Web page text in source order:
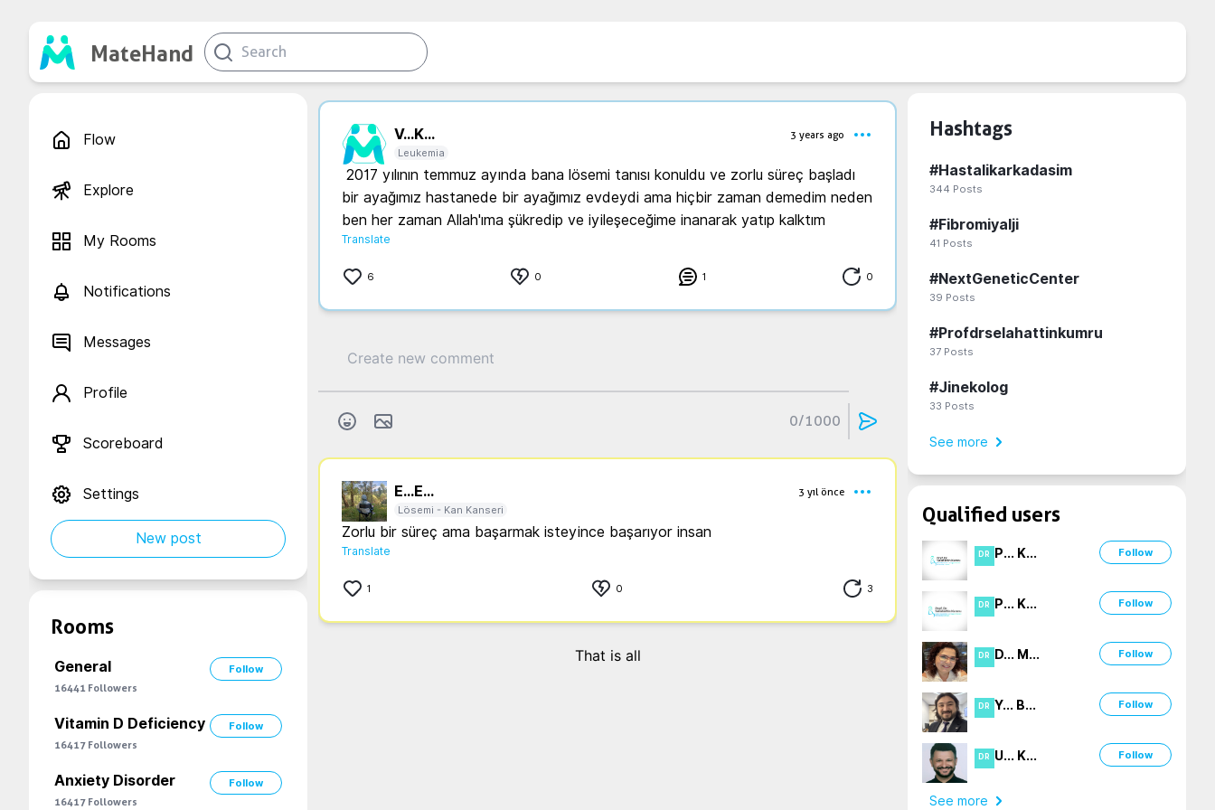
MateHand
Flow
Explore
My Rooms
Notifications
Messages
Profile
Scoreboard
Settings
New post
Rooms
General
Follow
16441 Followers
Vitamin D Deficiency
Follow
16417 Followers
Anxiety Disorder
Follow
16417 Followers
V...K...
3 years ago
Leukemia
bir ayağımız hastanede bir ayağımız evdeydi ama hiçbir zaman demedim neden
ben her zaman Allah'ıma şükredip ve iyileşeceğime inanarak yatıp kalktım
Translate
6 0 1 0
0/1000
E...E...
3 yıl önce
Lösemi - Kan Kanseri
Zorlu bir süreç ama başarmak isteyince başarıyor insan
Translate
1 0 3
That is all
Hashtags
#Hastalikarkadasim
344 Posts
#Fibromiyalji
41 Posts
#NextGeneticCenter
39 Posts
#Profdrselahattinkumru
37 Posts
#Jinekolog
33 Posts
See more
Qualified users
DR P... K... Follow
DR P... K... Follow
DR D... M... Follow
DR Y... B... Follow
DR U... K... Follow
See more